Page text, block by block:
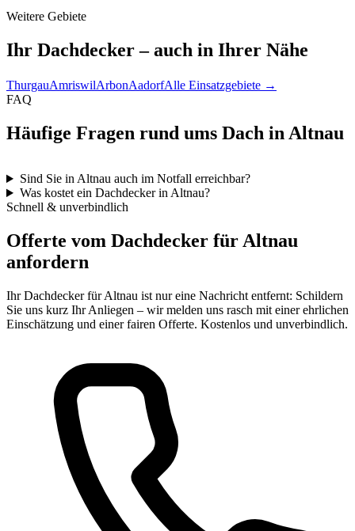
Weitere Gebiete
Ihr Dachdecker – auch in Ihrer Nähe
ThurgauAmriswilArbonAadorfAlle Einsatzgebiete →
FAQ
Häufige Fragen rund ums Dach in Altnau
Sind Sie in Altnau auch im Notfall erreichbar?
Was kostet ein Dachdecker in Altnau?
Schnell & unverbindlich
Offerte vom Dachdecker für Altnau
anfordern
Ihr Dachdecker für Altnau ist nur eine Nachricht entfernt: Schildern
Sie uns kurz Ihr Anliegen – wir melden uns rasch mit einer ehrlichen
Einschätzung und einer fairen Offerte. Kostenlos und unverbindlich.